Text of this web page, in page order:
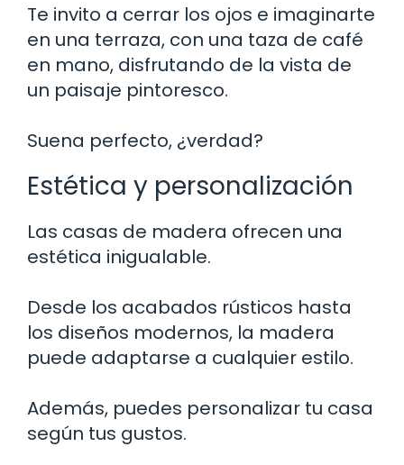
Te invito a cerrar los ojos e imaginarte
en una terraza, con una taza de café
en mano, disfrutando de la vista de
un paisaje pintoresco.
Suena perfecto, ¿verdad?
Estética y personalización
Las casas de madera ofrecen una
estética inigualable.
Desde los acabados rústicos hasta
los diseños modernos, la madera
puede adaptarse a cualquier estilo.
Además, puedes personalizar tu casa
según tus gustos.